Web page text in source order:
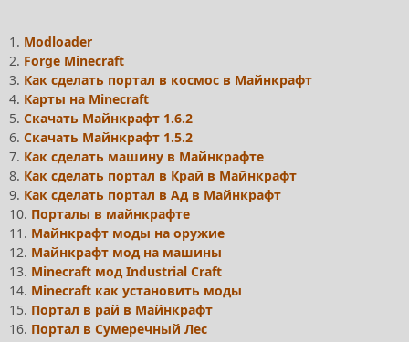
1. Modloader
2. Forge Minecraft
3. Как сделать портал в космос в Майнкрафт
4. Карты на Minecraft
5. Скачать Майнкрафт 1.6.2
6. Скачать Майнкрафт 1.5.2
7. Как сделать машину в Майнкрафте
8. Как сделать портал в Край в Майнкрафт
9. Как сделать портал в Ад в Майнкрафт
10. Порталы в майнкрафте
11. Майнкрафт моды на оружие
12. Майнкрафт мод на машины
13. Minecraft мод Industrial Craft
14. Minecraft как установить моды
15. Портал в рай в Майнкрафт
16. Портал в Сумеречный Лес